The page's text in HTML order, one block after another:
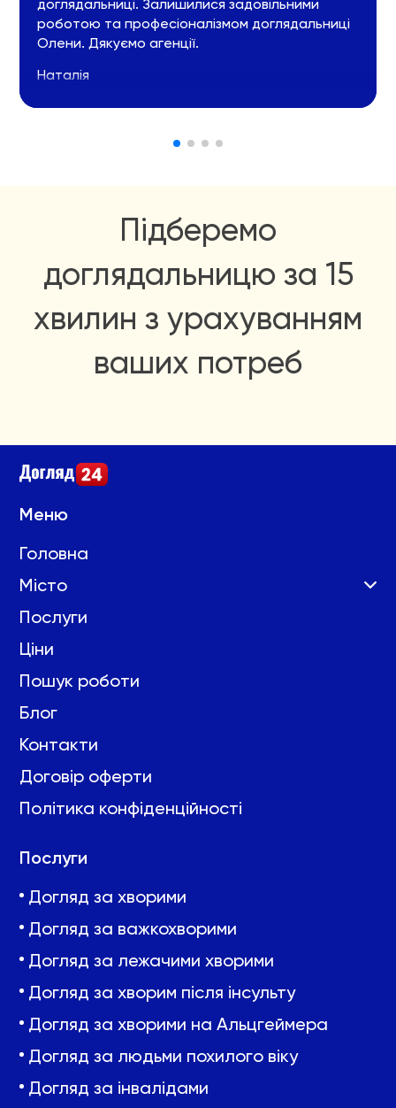
доглядальниці. Залишилися задовільними
роботою та професіоналізмом доглядальниці
Олени. Дякуємо агенції.
Наталія
Підберемо
доглядальницю за 15
хвилин з урахуванням
ваших потреб
Меню
Головна
Місто
Послуги
Ціни
Пошук роботи
Блог
Контакти
Договір оферти
Політика конфіденційності
Послуги
Догляд за хворими
Догляд за важкохворими
Догляд за лежачими хворими
Догляд за хворим після інсульту
Догляд за хворими на Альцгеймера
Догляд за людьми похилого віку
Догляд за інвалідами